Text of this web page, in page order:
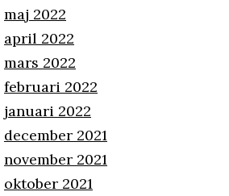
maj 2022
april 2022
mars 2022
februari 2022
januari 2022
december 2021
november 2021
oktober 2021